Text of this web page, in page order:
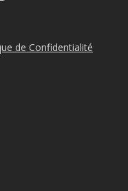
de Confidentialité